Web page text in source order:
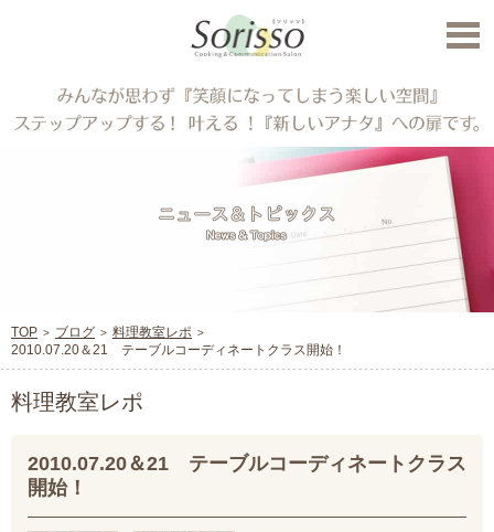
TOP ブログ
料理教室レポ
2010.07.20＆21 テーブルコーディネートクラス開始！
料理教室レポ
2010.07.20＆21 テーブルコーディネートクラス
開始！